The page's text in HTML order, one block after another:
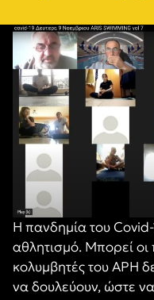
Η πανδημία του
αθλητισμό. Μπορεί οι
κολυμβητές του ΑΡΗ
να δουλεύουν, ώστε